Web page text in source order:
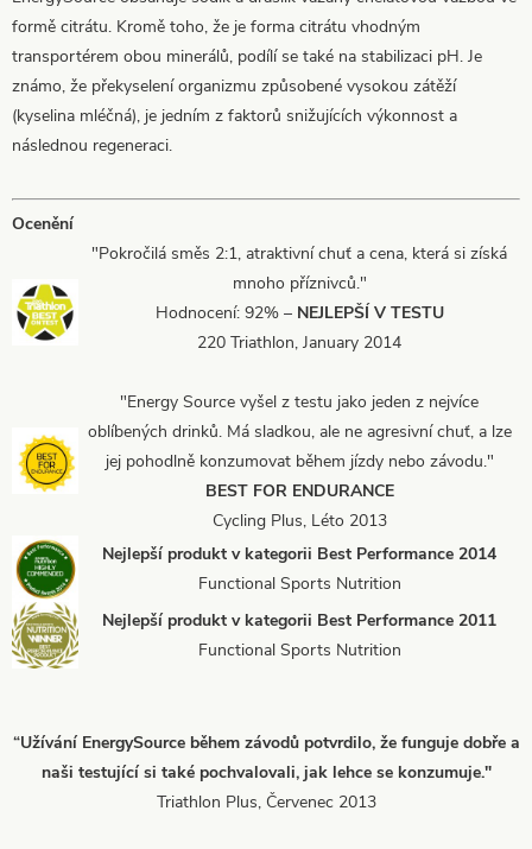
formě citrátu. Kromě toho, že je forma citrátu vhodným
transportérem obou minerálů, podílí se také na stabilizaci pH. Je
známo, že překyselení organizmu způsobené vysokou zátěží
(kyselina mléčná), je jedním z faktorů snižujících výkonnost a
následnou regeneraci.
Ocenění
"Pokročilá směs 2:1, atraktivní chuť a cena, která si získá
mnoho příznivců."
Hodnocení: 92% – NEJLEPŠÍ V TESTU
220 Triathlon, January 2014
"Energy Source vyšel z testu jako jeden z nejvíce
oblíbených drinků. Má sladkou, ale ne agresivní chuť, a lze
jej pohodlně konzumovat během jízdy nebo závodu."
BEST FOR ENDURANCE
Cycling Plus, Léto 2013
Nejlepší produkt v kategorii Best Performance 2014
Functional Sports Nutrition
Nejlepší produkt v kategorii Best Performance 2011
Functional Sports Nutrition
“Užívání EnergySource během závodů potvrdilo, že funguje dobře a
naši testující si také pochvalovali, jak lehce se konzumuje."
Triathlon Plus, Červenec 2013